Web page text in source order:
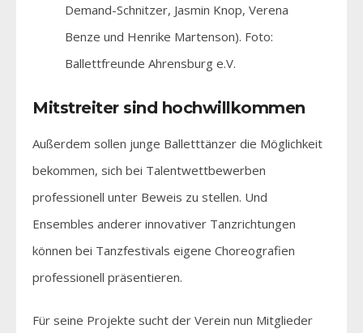
Demand-Schnitzer, Jasmin Knop, Verena
Benze und Henrike Martenson). Foto:
Ballettfreunde Ahrensburg e.V.
Mitstreiter sind hochwillkommen
Außerdem sollen junge Balletttänzer die Möglichkeit
bekommen, sich bei Talentwettbewerben
professionell unter Beweis zu stellen. Und
Ensembles anderer innovativer Tanzrichtungen
können bei Tanzfestivals eigene Choreografien
professionell präsentieren.
Für seine Projekte sucht der Verein nun Mitglieder